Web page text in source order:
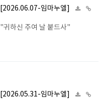
[2026.06.07-임마누엘]
"귀하신 주여 날 붙드사"
[2026.05.31-임마누엘]